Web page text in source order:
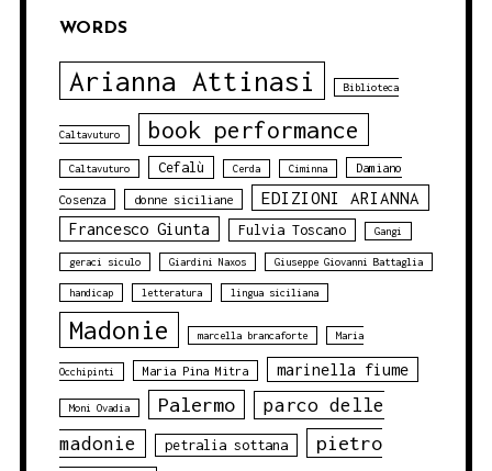
WORDS
Arianna Attinasi Biblioteca
Caltavuturo book performance
Caltavuturo Cefalù Cerda Ciminna Damiano
Cosenza donne siciliane EDIZIONI ARIANNA
Francesco Giunta Fulvia Toscano Gangi
geraci siculo Giardini Naxos Giuseppe Giovanni Battaglia
handicap letteratura lingua siciliana
Madonie marcella brancaforte Maria
Occhipinti Maria Pina Mitra marinella fiume
Moni Ovadia Palermo
parco delle
madonie
petralia sottana
pietro